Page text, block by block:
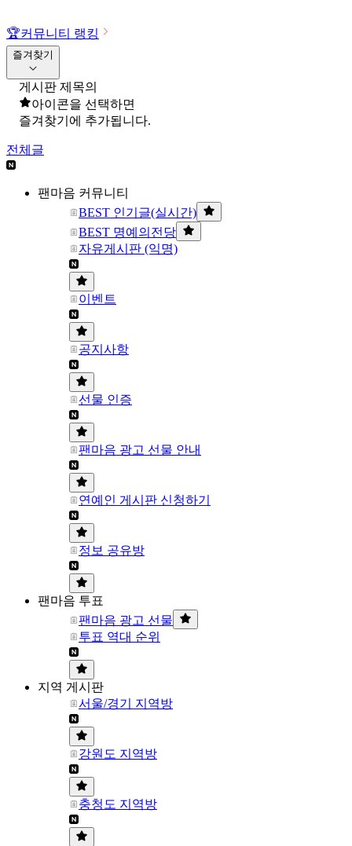
🏆커뮤니티 랭킹
즐겨찾기
게시판 제목의
아이콘을 선택하면
즐겨찾기에 추가됩니다.
전체글
팬마음 커뮤니티
BEST 인기글(실시간)
BEST 명예의전당
자유게시판 (익명)
이벤트
공지사항
선물 인증
팬마음 광고 선물 안내
연예인 게시판 신청하기
정보 공유방
팬마음 투표
팬마음 광고 선물
투표 역대 순위
지역 게시판
서울/경기 지역방
강원도 지역방
충청도 지역방